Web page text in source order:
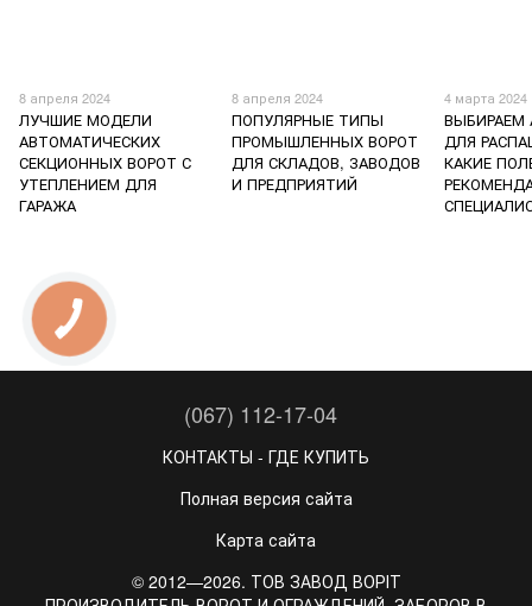
8 апреля 2024
ЛУЧШИЕ МОДЕЛИ
АВТОМАТИЧЕСКИХ
СЕКЦИОННЫХ ВОРОТ С
УТЕПЛЕНИЕМ ДЛЯ
ГАРАЖА
8 апреля 2024
ПОПУЛЯРНЫЕ ТИПЫ
ПРОМЫШЛЕННЫХ ВОРОТ
ДЛЯ СКЛАДОВ, ЗАВОДОВ
И ПРЕДПРИЯТИЙ
4 марта 2024
ВЫБИРАЕМ
ДЛЯ
КАКИЕ
(067) 112-17-04
КОНТАКТЫ - ГДЕ КУПИТЬ
Полная версия сайта
Карта сайта
© 2012—2026. ТОВ ЗАВОД ВОРІТ